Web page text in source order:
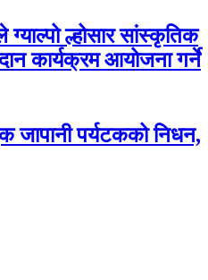
ग्याल्पो ल्होसार सांस्कृतिक
कार्यक्रम आयोजना गर्ने
जापानी पर्यटकको निधन,